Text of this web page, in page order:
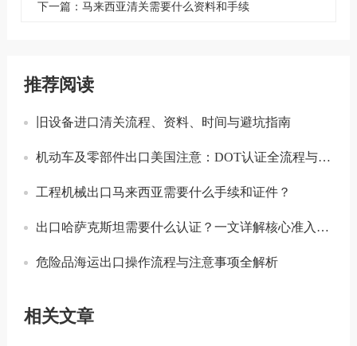
下一篇：马来西亚清关需要什么资料和手续
推荐阅读
旧设备进口清关流程、资料、时间与避坑指南
机动车及零部件出口美国注意：DOT认证全流程与合规要点详解
工程机械出口马来西亚需要什么手续和证件？
出口哈萨克斯坦需要什么认证？一文详解核心准入要求
危险品海运出口操作流程与注意事项全解析
相关文章